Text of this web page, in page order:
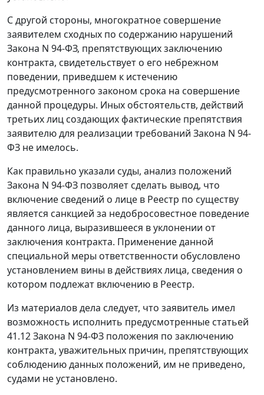
С другой стороны, многократное совершение
заявителем сходных по содержанию нарушений
Закона N 94-ФЗ, препятствующих заключению
контракта, свидетельствует о его небрежном
поведении, приведшем к истечению
предусмотренного законом срока на совершение
данной процедуры. Иных обстоятельств, действий
третьих лиц создающих фактические препятствия
заявителю для реализации требований Закона N 94-
ФЗ не имелось.
Как правильно указали суды, анализ положений
Закона N 94-ФЗ позволяет сделать вывод, что
включение сведений о лице в Реестр по существу
является санкцией за недобросовестное поведение
данного лица, выразившееся в уклонении от
заключения контракта. Применение данной
специальной меры ответственности обусловлено
установлением вины в действиях лица, сведения о
котором подлежат включению в Реестр.
Из материалов дела следует, что заявитель имел
возможность исполнить предусмотренные статьей
41.12Закона N 94-ФЗ положения по заключению
контракта, уважительных причин, препятствующих
соблюдению данных положений, им не приведено,
судами не установлено.